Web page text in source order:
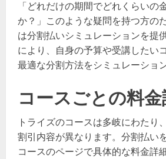
「どれだけの期間でどれくらいの
か？」このような疑問を持つ方の
は分割払いシミュレーションを提
により、自身の予算や受講したい
最適な分割方法をシミュレーショ
コースごとの料
トライズのコースは多岐にわたり
割引内容が異なります。分割払い
コースのページで具体的な料金詳